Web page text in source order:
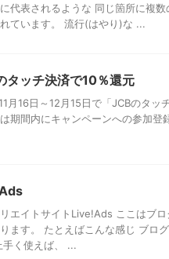
代表されるような 同じ箇所に複
ています。 流行(はやり)な ...
タッチ決済で10％還元
月16日～12月15日で「JCBのタ
期間内にキャンペーンへの参加登
エイトサイトLive!Ads ここはブ
ります。 たとえばこんな感じ ブロ
手く使えば、 ...